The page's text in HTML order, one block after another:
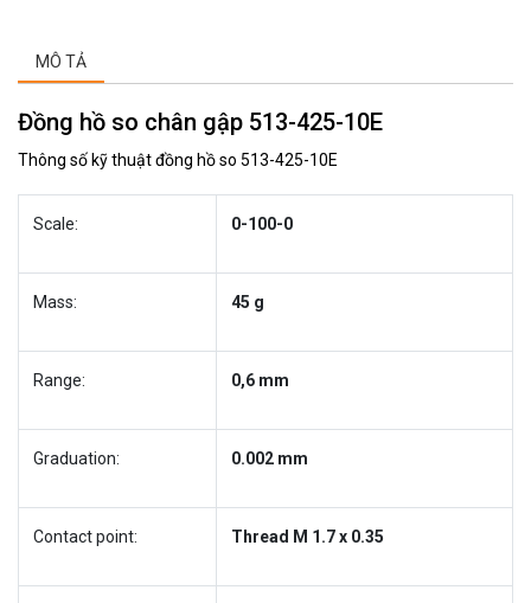
MÔ TẢ
Đồng hồ so chân gập 513-425-10E
Thông số kỹ thuật đồng hồ so 513-425-10E
Scale: 0-100-0
Mass: 45 g
Range: 0,6 mm
Graduation: 0.002 mm
Contact point: Thread M 1.7 x 0.35